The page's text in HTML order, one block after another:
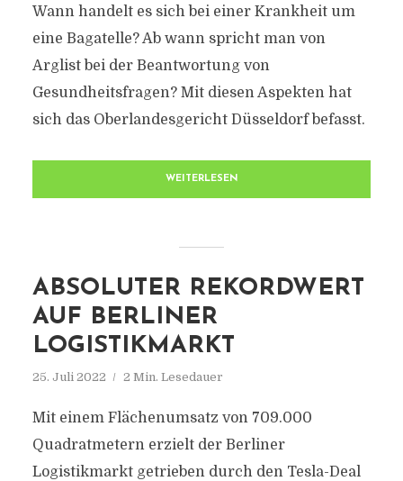
Wann handelt es sich bei einer Krankheit um
eine Bagatelle? Ab wann spricht man von
Arglist bei der Beantwortung von
Gesundheitsfragen? Mit diesen Aspekten hat
sich das Oberlandesgericht Düsseldorf befasst.
WEITERLESEN
ABSOLUTER REKORDWERT
AUF BERLINER
LOGISTIKMARKT
25. Juli 2022 2 Min. Lesedauer
Mit einem Flächenumsatz von 709.000
Quadratmetern erzielt der Berliner
Logistikmarkt getrieben durch den Tesla-Deal